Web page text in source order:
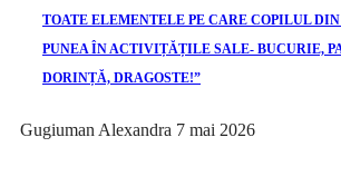
TOATE ELEMENTELE PE CARE COPILUL
PUNEA ÎN ACTIVIȚĂȚILE SALE- BUCURIE,
DORINȚĂ, DRAGOSTE!”
Gugiuman Alexandra 7 mai 2026